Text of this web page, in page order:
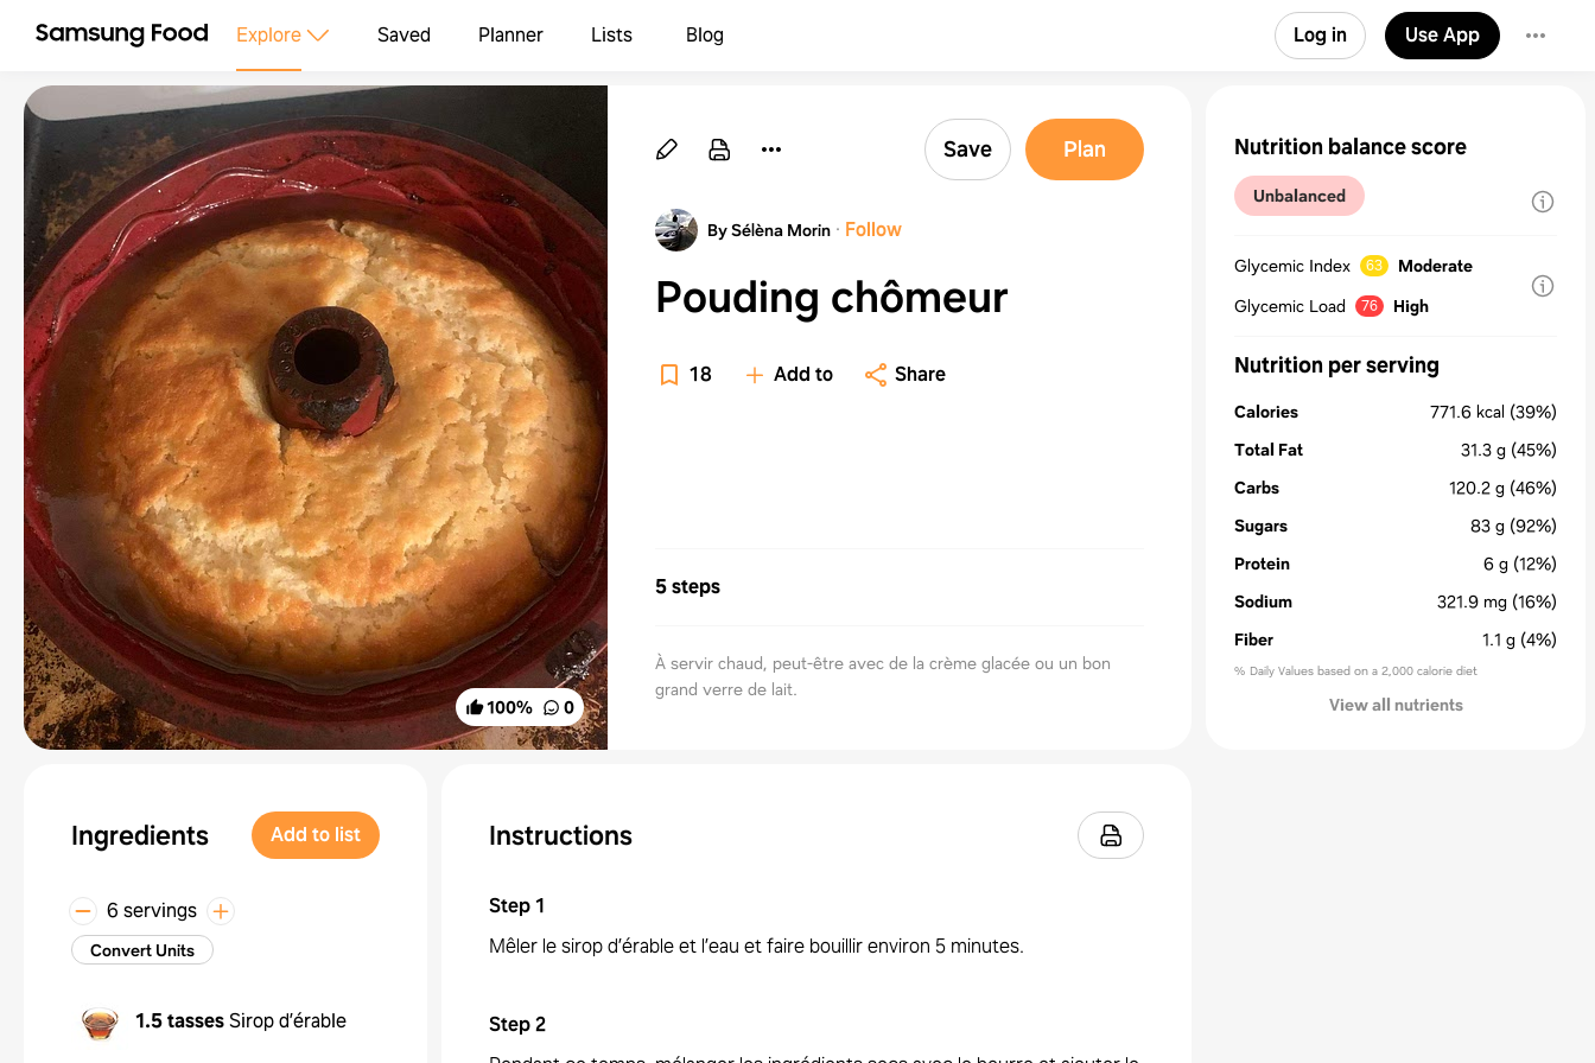
Explore Saved Planner Lists Blog Log in Use App
100% 0
Save Plan
By Sélèna Morin · Follow
Pouding chômeur
18 Add to Share
5 steps
À servir chaud, peut-être avec de la crème glacée ou un bon
grand verre de lait.
Ingredients Add to list
6 servings
Convert Units
1.5 tassesSirop d’érable
Instructions
Step1
Mêler le sirop d’érable et l’eau et faire bouillir environ 5 minutes.
Step2
Nutrition balance score
Unbalanced
Glycemic Index 63
Moderate
Glycemic Load
76 High
Nutrition per serving
Calories 771.6 kcal (39%)
Total Fat
31.3 g (45%)
Carbs
120.2 g (46%)
Sugars
83 g (92%)
Protein
6 g (12%)
Sodium
321.9 mg (16%)
Fiber
1.1 g (4%)
% Daily Values based on a 2,000 calorie diet
View all nutrients